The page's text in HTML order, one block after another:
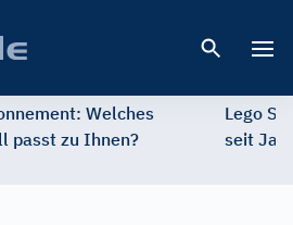
Welches
passt zu Ihnen?
Lego
seit